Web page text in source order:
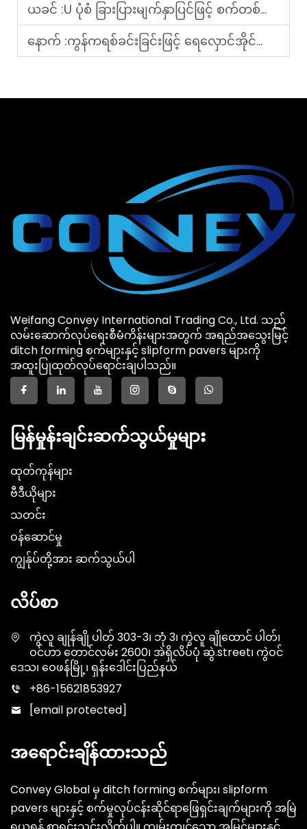
ယခင် :U ပုံစံ ခြားပြားမျက်နှာပြင်ဖြင့် စက်တစ်မျိုးနှင့် ၎င်းမည်သို့အလုပ်လုပ်သည်နည်း။
နောက် :ကွန်ကရစ်ခင်းခြင်းဖြင့် ရေလှောင်အိုင်များတွင် မြေဆီလွှာပျက်စီးခြင်းနှင့် ရေဆုံးရှုံးမှုကို ဖြေရှင်းခြင်း
Weifang Convey International Trading Co., Ltd. သည်
လမ်းဆောက်လုပ်ရေးစီမံကိန်းများအတွက် အရည်အသွေးမြင့်
ditch forming စက်များနှင့် slipform pavers များကို
အထူးပြုထုတ်လုပ်ရောင်းချပါသည်။
မြန်မှုန်းချင်းဆက်သွယ်မှုများ
ထုတ်ကုန်များ
ဗီဒီယိုများ
သတင်း
ဝန်ဆောင်မှု
ကျွန်ုပ်တို့အား ဆက်သွယ်ပါ
လိပ်စာ
ကွဲလူ ချုန်ချို ပါတ် 303-3၊ ဘုံ 3၊ ကွဲလူ ချိုထောင် ပါတ်၊
ဝင်ဟာ တောင်လမ်း 2600၊ အဲရှိလိပ်ပုံ ဆွဲ.street၊ ကွဲဝင်
ဒေသ၊ ဝေဖန်မြို့၊ ရှန်းဒေါင်းပြည်နယ်
+86-15621853927
[email protected]
အရောင်းချိန်ထားသည်
Convey Global မှ ditch forming စက်များ၊ slipform
pavers များနှင့် စက်မှုလုပ်ငန်းဆိုင်ရာဖြေရှင်းချက်များကို အမြဲ